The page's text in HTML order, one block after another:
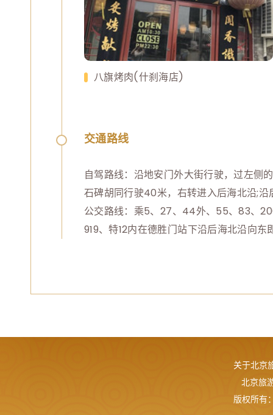
八旗烤肉(什刹海店)
交通路线
自驾路线：沿地安门外大街行驶，过左侧
石碑胡同行驶40米，右转进入后海北沿;
公交路线：乘5、27、44外、55、83、
关于北京
北京旅
版权所有